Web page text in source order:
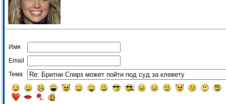
Имя
Email
Тема